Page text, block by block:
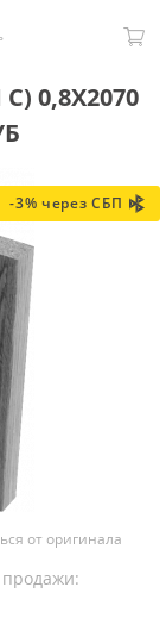
0,8Х2070
-3% через СБП
от оригинала
продажи: